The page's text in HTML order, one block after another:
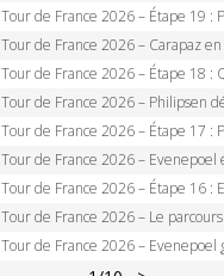
Tour de France 2026 – Étape 19 : Pogacar peut-il enfin dompter
Tour de France 2026 – Carapaz en solitaire à Orcières-Merlette, Paret-Peintre à un point du
Tour de France 2026 – Étape 18 : Qui domptera Orcières-Merlette, première marche vers
Tour de France 2026 – Philipsen débloque son compteur à Voiron, Pedersen en danger
Tour de France 2026 – Étape 17 : Pedersen peut-il verrouiller le maillot
Tour de France 2026 – Evenepoel écrase le chrono d’Évian, Seixas 4e,
Tour de France 2026 – Étape 16 : Evenepoel, Pogacar, Ganna… qui domptera le chrono d’Évian pour
Tour de France 2026 – Le parcours officiel complet : 21 étapes, profils,
Tour de France 2026 – Evenepoel gagne à Solaison, Vingegaard abandonne, Pogacar